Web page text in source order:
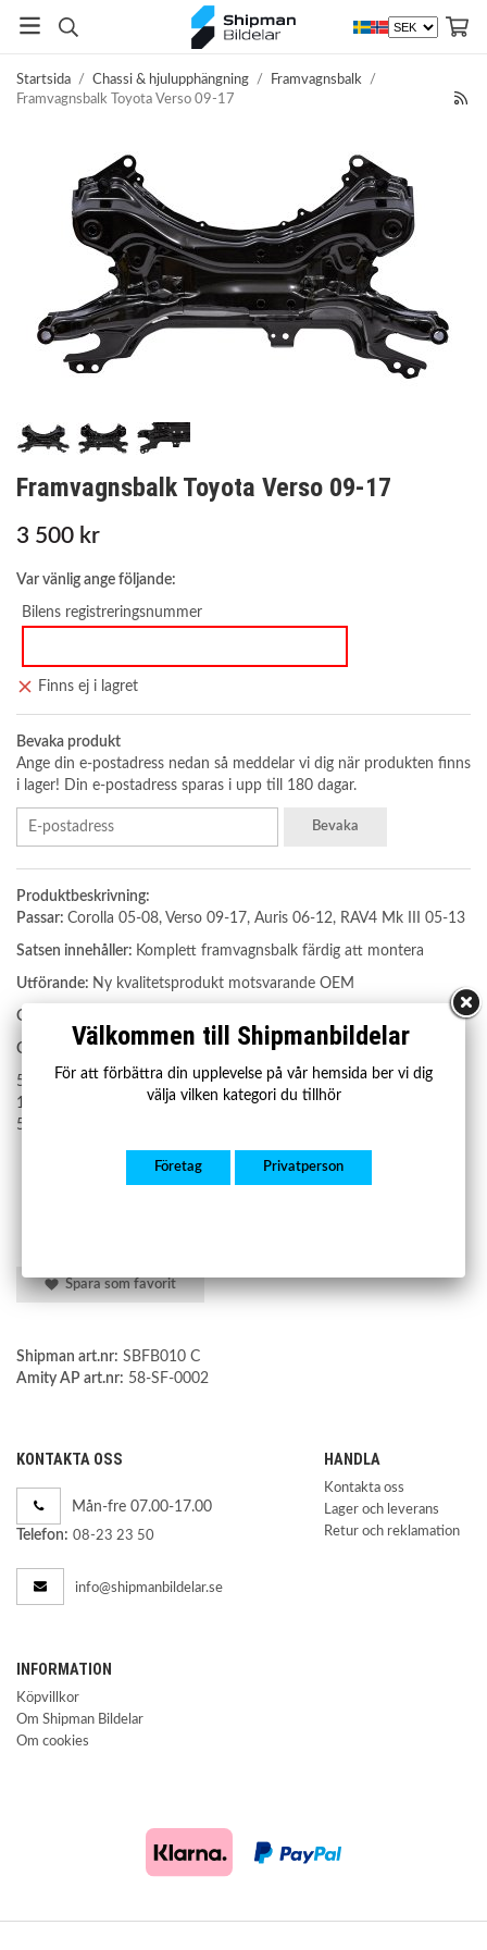
Startsida / Chassi & hjulupphängning / Framvagnsbalk /
Framvagnsbalk Toyota Verso 09-17
Framvagnsbalk Toyota Verso 09-17
3 500 kr
Var vänlig ange följande:
Bilens registreringsnummer
Finns ej i lagret
Bevaka produkt
Ange din e-postadress nedan så meddelar vi dig när produkten finns
i lager! Din e-postadress sparas i upp till 180 dagar.
Bevaka
Produktbeskrivning:
Passar: Corolla 05-08, Verso 09-17, Auris 06-12, RAV4 Mk III 05-13
Satsen innehåller: Komplett framvagnsbalk färdig att montera
Utförande: Ny kvalitetsprodukt motsvarande OEM
Garanti:
OE nummer:
51201-02131, 51201-02101, 51201-02102, 51201-42071, 51201-
12441, 5120102131, 5120102101, 5120102102, 5120142071,
5120112441
Spara som favorit
Shipman art.nr: SBFB010 C
Amity AP art.nr: 58-SF-0002
KONTAKTA OSS
Mån-fre 07.00-17.00
Telefon: 08-23 23 50
info@shipmanbildelar.se
HANDLA
Kontakta oss
Lager och leverans
Retur och reklamation
INFORMATION
Köpvillkor
Om Shipman Bildelar
Om cookies
Välkommen till Shipmanbildelar
För att förbättra din upplevelse på vår hemsida ber vi dig
välja vilken kategori du tillhör
Företag Privatperson